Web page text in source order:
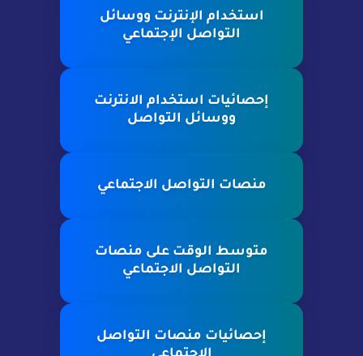
استخدام الإنترنت ووسائل
التواصل الإجتماعي
إحصائيات استخدام الانترنت
ووسائل التواصل
منصات التواصل الاجتماعي
متوسط الوقت على منصات
التواصل الاجتماعي
إحصائيات منصات التواصل